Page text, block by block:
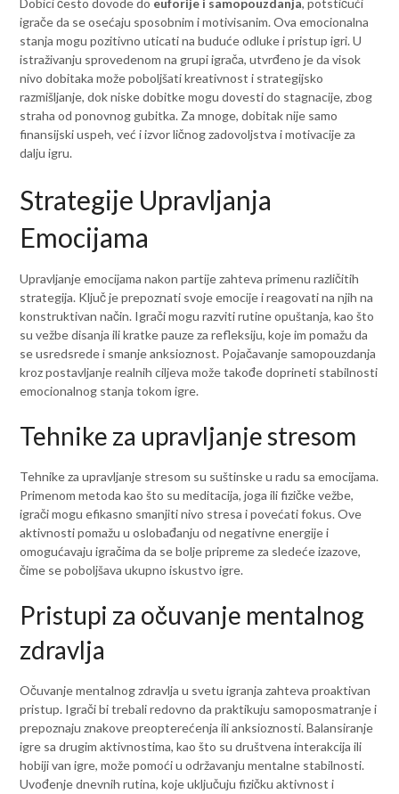
igrače da se osećaju sposobnim i motivisanim. Ova emocionalna
stanja mogu pozitivno uticati na buduće odluke i pristup igri. U
istraživanju sprovedenom na grupi igrača, utvrđeno je da visok
nivo dobitaka može poboljšati kreativnost i strategijsko
razmišljanje, dok niske dobitke mogu dovesti do stagnacije, zbog
straha od ponovnog gubitka. Za mnoge, dobitak nije samo
finansijski uspeh, već i izvor ličnog zadovoljstva i motivacije za
dalju igru.
Strategije Upravljanja
Emocijama
Upravljanje emocijama nakon partije zahteva primenu različitih
strategija. Ključ je prepoznati svoje emocije i reagovati na njih na
konstruktivan način. Igrači mogu razviti rutine opuštanja, kao što
su vežbe disanja ili kratke pauze za refleksiju, koje im pomažu da
se usredsrede i smanje anksioznost. Pojačavanje samopouzdanja
kroz postavljanje realnih ciljeva može takođe doprineti stabilnosti
emocionalnog stanja tokom igre.
Tehnike za upravljanje stresom
Tehnike za upravljanje stresom su suštinske u radu sa emocijama.
Primenom metoda kao što su meditacija, joga ili fizičke vežbe,
igrači mogu efikasno smanjiti nivo stresa i povećati fokus. Ove
aktivnosti pomažu u oslobađanju od negativne energije i
omogućavaju igračima da se bolje pripreme za sledeće izazove,
čime se poboljšava ukupno iskustvo igre.
Pristupi za očuvanje mentalnog
zdravlja
Očuvanje mentalnog zdravlja u svetu igranja zahteva proaktivan
pristup. Igrači bi trebali redovno da praktikuju samoposmatranje i
prepoznaju znakove preopterećenja ili anksioznosti. Balansiranje
igre sa drugim aktivnostima, kao što su društvena interakcija ili
hobiji van igre, može pomoći u održavanju mentalne stabilnosti.
Uvođenje dnevnih rutina, koje uključuju fizičku aktivnost i